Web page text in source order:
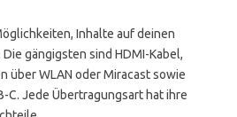
Inhalte auf deinen
gängigsten sind HDMI-Kabel,
über WLAN oder Miracast sowie
C. Jede Übertragungsart hat ihre